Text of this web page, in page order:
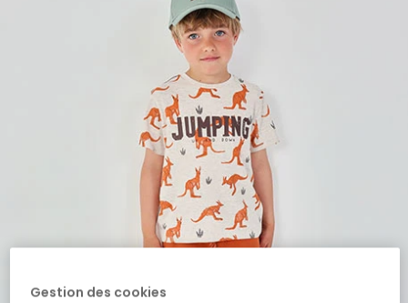
Commencer la
Gestion des cookies